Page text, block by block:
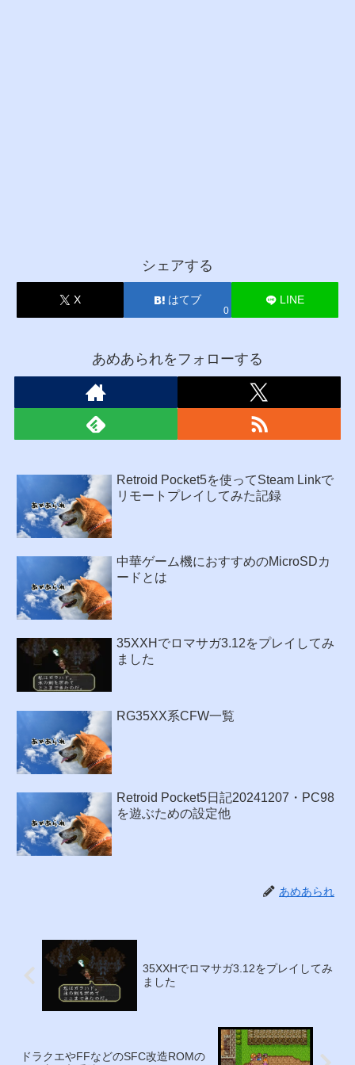
シェアする
X はてブ
0
LINE
あめあられをフォローする
Retroid Pocket5を使ってSteam Linkで
リモートプレイしてみた記録
中華ゲーム機におすすめのMicroSDカ
ードとは
35XXHでロマサガ3.12をプレイしてみ
ました
RG35XX系CFW一覧
Retroid Pocket5日記20241207・PC98
を遊ぶための設定他
あめあられ
35XXHでロマサガ3.12をプレイしてみ
ました
ドラクエやFFなどのSFC改造ROMの